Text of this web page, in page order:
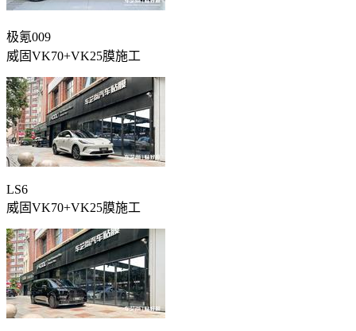
极氪009
威固VK70+VK25膜施工
LS6
威固VK70+VK25膜施工